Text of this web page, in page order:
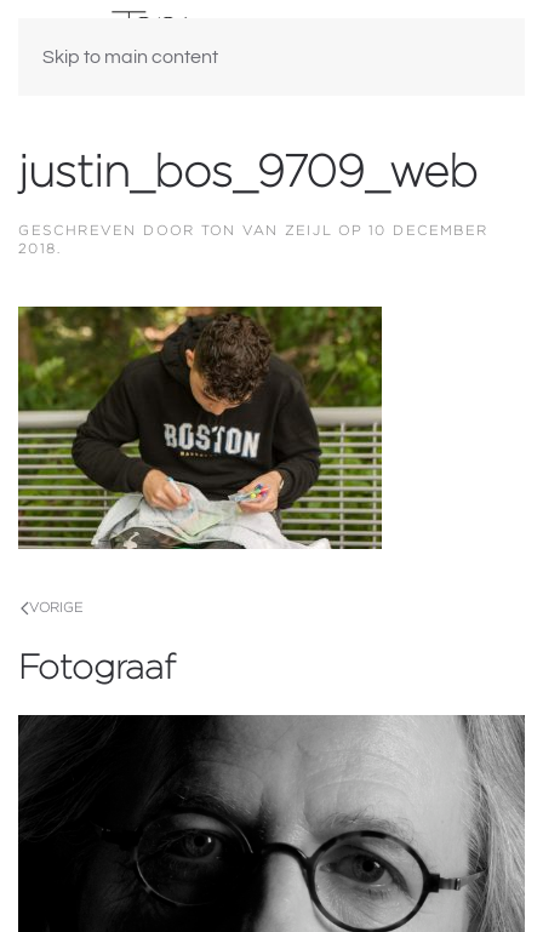
Skip to main content
justin_bos_9709_web
GESCHREVEN DOOR TON VAN ZEIJL OP 10 DECEMBER
2018
VORIGE
Fotograaf